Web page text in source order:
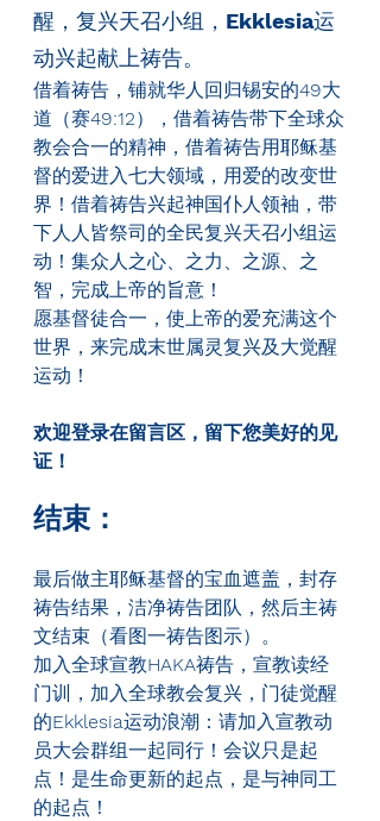
醒，复兴天召小组， Ekklesia运
动兴起献上祷告。
借着祷告，铺就华人回归锡安的49大
道（赛49:12），借着祷告带下全球众
教会合一的精神，借着祷告用耶稣基
督的爱进入七大领域，用爱的改变世
界！借着祷告兴起神国仆人领袖，带
下人人皆祭司的全民复兴天召小组运
动！集众人之心、之力、之源、之
智，完成上帝的旨意！
愿基督徒合一，使上帝的爱充满这个
世界，来完成末世属灵复兴及大觉醒
运动！
欢迎登录在留言区，留下您美好的见
证！
结束：
最后做主耶稣基督的宝血遮盖，封存
祷告结果，洁净祷告团队，然后主祷
文结束（看图一祷告图示）。
加入全球宣教HAKA祷告，宣教读经
门训，加入全球教会复兴，门徒觉醒
的Ekklesia运动浪潮：请加入宣教动
员大会群组一起同行！会议只是起
点！是生命更新的起点，是与神同工
的起点！